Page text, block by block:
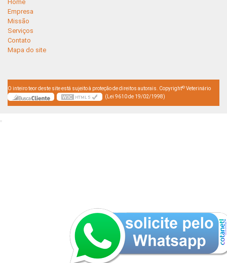
Home
Empresa
Missão
Serviços
Contato
Mapa do site
O inteiro teor deste site está sujeito à proteção de direitos autorais. Copyright© Veterinário
(Lei 9610 de 19/02/1998)